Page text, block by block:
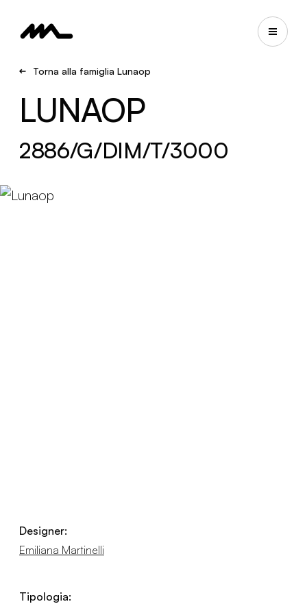
Torna alla famiglia Lunaop
LUNAOP
2886/G/DIM/T/3000
Designer:
Emiliana Martinelli
Tipologia: